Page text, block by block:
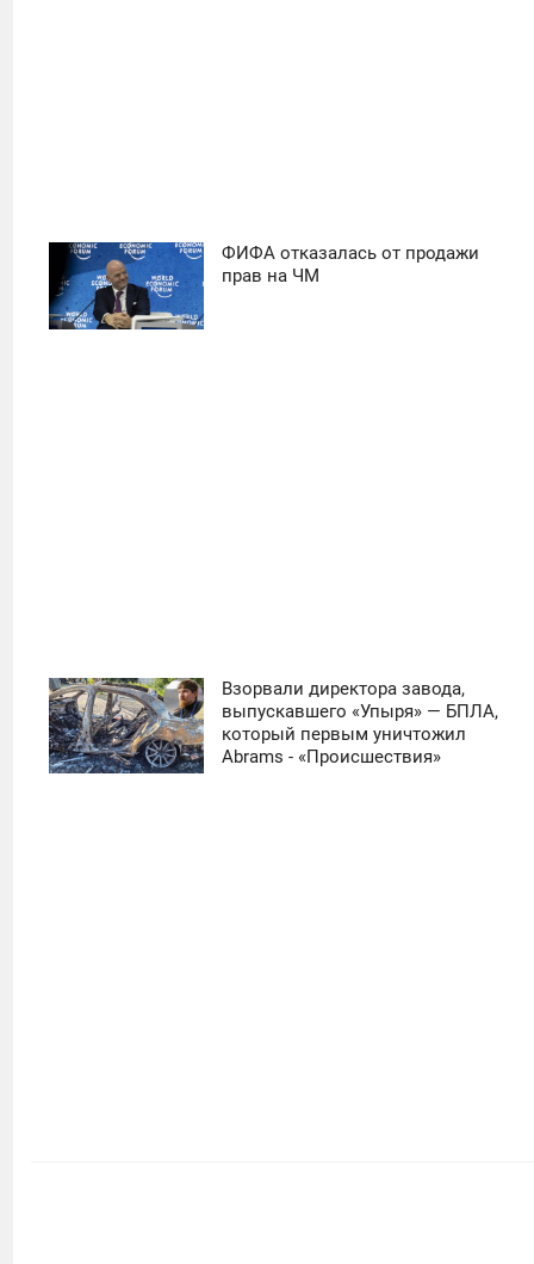
ФИФА отказалась от продажи
прав на ЧМ
Взорвали директора завода,
выпускавшего «Упыря» — БПЛА,
который первым уничтожил
Abrams - «Происшествия»